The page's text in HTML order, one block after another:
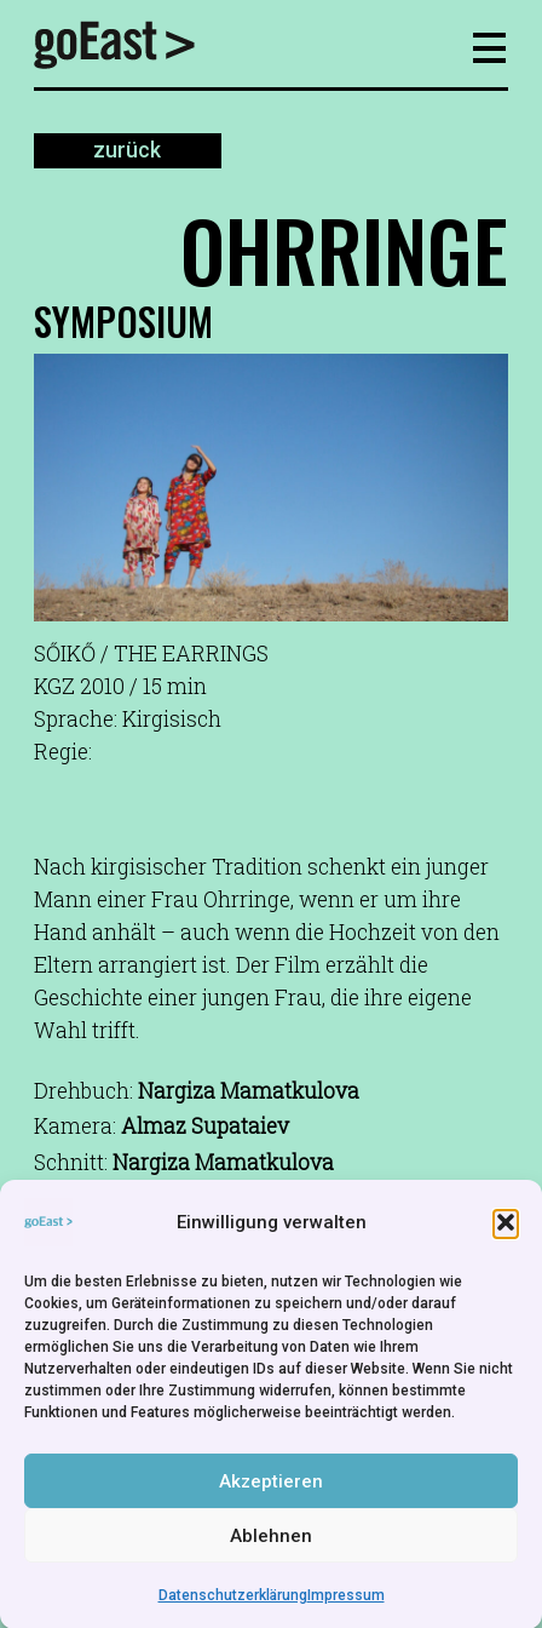
Einwilligung verwalten
Um die besten Erlebnisse zu bieten, nutzen wir Technologien wie
Cookies, um Geräteinformationen zu speichern und/oder darauf
zuzugreifen. Durch die Zustimmung zu diesen Technologien
ermöglichen Sie uns die Verarbeitung von Daten wie Ihrem
Nutzerverhalten oder eindeutigen IDs auf dieser Website. Wenn Sie nicht
zustimmen oder Ihre Zustimmung widerrufen, können bestimmte
Funktionen und Features möglicherweise beeinträchtigt werden.
Akzeptieren
Ablehnen
DatenschutzerklärungImpressum
zurück
OHRRINGE
SYMPOSIUM
SŐIKŐ / THE EARRINGS
KGZ 2010 / 15 min
Sprache: Kirgisisch
Regie:
Nach kirgisischer Tradition schenkt ein junger
Mann einer Frau Ohrringe, wenn er um ihre
Hand anhält – auch wenn die Hochzeit von den
Eltern arrangiert ist. Der Film erzählt die
Geschichte einer jungen Frau, die ihre eigene
Wahl trifft.
Drehbuch: Nargiza Mamatkulova
Kamera: Almaz Supataiev
Schnitt: Nargiza Mamatkulova
Ton:
Ali Ahmadeev
Besetzung: Meerim Turarova, Argen Kenesh,
Kumushay Kylychbek Kyzy, Chynara
Matkaimova
Produktion:Artykpay Suyundukov, Nargiza
Mamatkulova
University, National Film Studio Kyrgyzfilm